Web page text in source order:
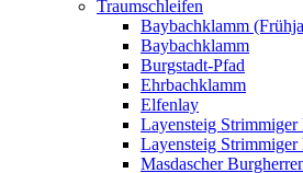
Traumschleifen
Baybachklamm
Baybachklamm
Burgstadt-Pfad
Ehrbachklamm
Elfenlay
Layensteig
Layensteig Strimmiger
Masdascher